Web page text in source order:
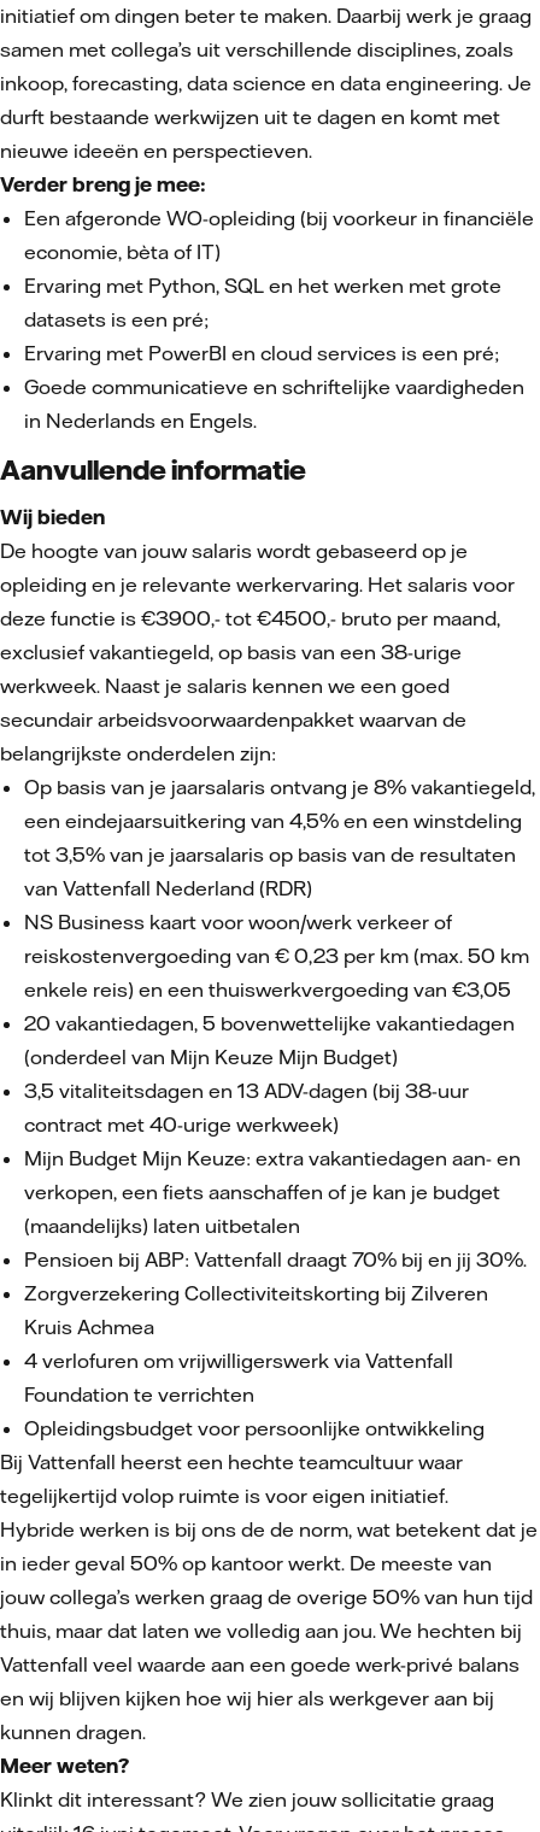
initiatief om dingen beter te maken. Daarbij werk je graag
samen met collega’s uit verschillende disciplines, zoals
inkoop, forecasting, data science en data engineering. Je
durft bestaande werkwijzen uit te dagen en komt met
nieuwe ideeën en perspectieven.
Verder breng je mee:
Een afgeronde WO-opleiding (bij voorkeur in financiële
economie, bèta of IT)
Ervaring met Python, SQL en het werken met grote
datasets is een pré;
Ervaring met PowerBI en cloud services is een pré;
Goede communicatieve en schriftelijke vaardigheden
in Nederlands en Engels.
Aanvullende informatie
Wij bieden
De hoogte van jouw salaris wordt gebaseerd op je
opleiding en je relevante werkervaring. Het salaris voor
deze functie is €3900,- tot €4500,- bruto per maand,
exclusief vakantiegeld, op basis van een 38-urige
werkweek. Naast je salaris kennen we een goed
secundair arbeidsvoorwaardenpakket waarvan de
belangrijkste onderdelen zijn:
Op basis van je jaarsalaris ontvang je 8% vakantiegeld,
een eindejaarsuitkering van 4,5% en een winstdeling
tot 3,5% van je jaarsalaris op basis van de resultaten
van Vattenfall Nederland (RDR)
NS Business kaart voor woon/werk verkeer of
reiskostenvergoeding van € 0,23 per km (max. 50 km
enkele reis) en een thuiswerkvergoeding van €3,05
20 vakantiedagen, 5 bovenwettelijke vakantiedagen
(onderdeel van Mijn Keuze Mijn Budget)
3,5 vitaliteitsdagen en 13 ADV-dagen (bij 38-uur
contract met 40-urige werkweek)
Mijn Budget Mijn Keuze: extra vakantiedagen aan- en
verkopen, een fiets aanschaffen of je kan je budget
(maandelijks) laten uitbetalen
Pensioen bij ABP: Vattenfall draagt 70% bij en jij 30%.
Zorgverzekering Collectiviteitskorting bij Zilveren
Kruis Achmea
4 verlofuren om vrijwilligerswerk via Vattenfall
Foundation te verrichten
Opleidingsbudget voor persoonlijke ontwikkeling
Bij Vattenfall heerst een hechte teamcultuur waar
tegelijkertijd volop ruimte is voor eigen initiatief.
Hybride werken is bij ons de de norm, wat betekent dat je
in ieder geval 50% op kantoor werkt. De meeste van
jouw collega’s werken graag de overige 50% van hun tijd
thuis, maar dat laten we volledig aan jou. We hechten bij
Vattenfall veel waarde aan een goede werk-privé balans
en wij blijven kijken hoe wij hier als werkgever aan bij
kunnen dragen.
Meer weten?
Klinkt dit interessant? We zien jouw sollicitatie graag